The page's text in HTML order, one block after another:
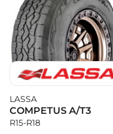
LASSA
COMPETUS A/T3
R15-R18